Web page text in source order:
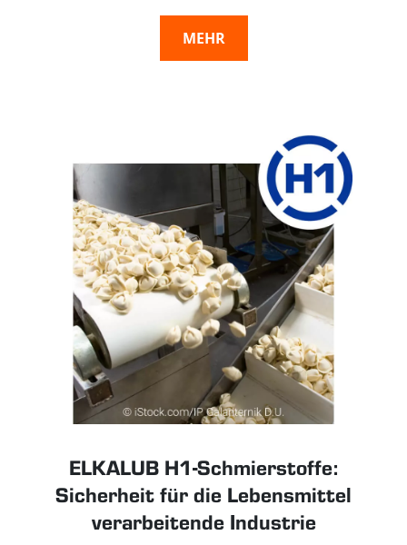
MEHR
ELKALUB H1-Schmierstoffe:
Sicherheit für die Lebensmittel
verarbeitende Industrie